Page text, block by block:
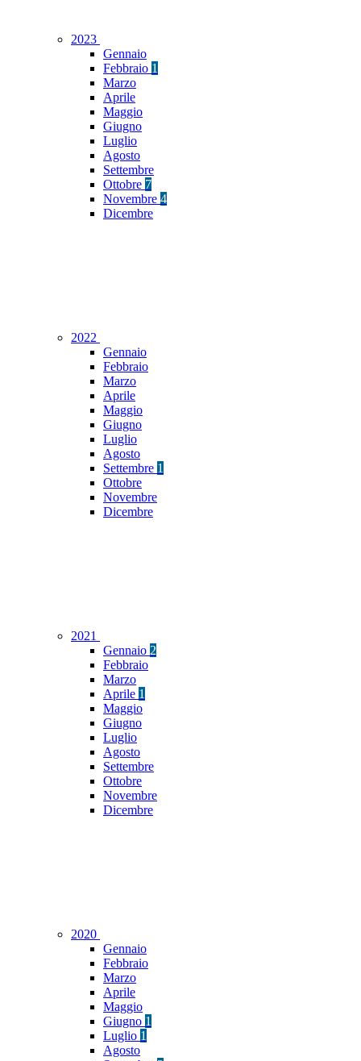
2023
Gennaio
Febbraio 1
Marzo
Aprile
Maggio
Giugno
Luglio
Agosto
Settembre
Ottobre 7
Novembre 4
Dicembre
2022
Gennaio
Febbraio
Marzo
Aprile
Maggio
Giugno
Luglio
Agosto
Settembre 1
Ottobre
Novembre
Dicembre
2021
Gennaio 2
Febbraio
Marzo
Aprile 1
Maggio
Giugno
Luglio
Agosto
Settembre
Ottobre
Novembre
Dicembre
2020
Gennaio
Febbraio
Marzo
Aprile
Maggio
Giugno 1
Luglio 1
Agosto